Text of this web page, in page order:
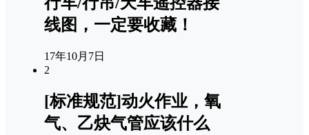
线图，一定要收藏！
17年10月7日
2
[标准规范]动火作业，氧
气、乙炔气管应该什么